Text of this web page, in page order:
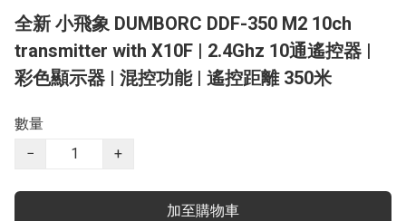
全新 小飛象 DUMBORC DDF-350 M2 10ch
transmitter with X10F | 2.4Ghz 10通遙控器 |
彩色顯示器 | 混控功能 | 遙控距離 350米
數量
−
+
加至購物車